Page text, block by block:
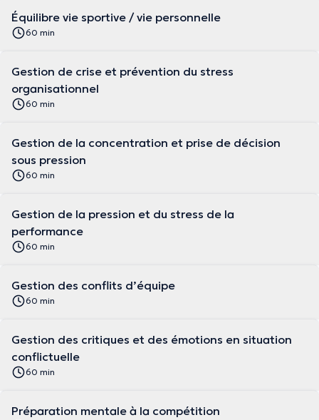
Équilibre vie sportive / vie personnelle
60 min
Gestion de crise et prévention du stress
organisationnel
60 min
Gestion de la concentration et prise de décision
sous pression
60 min
Gestion de la pression et du stress de la
performance
60 min
Gestion des conflits d’équipe
60 min
Gestion des critiques et des émotions en situation
conflictuelle
60 min
Préparation mentale à la compétition